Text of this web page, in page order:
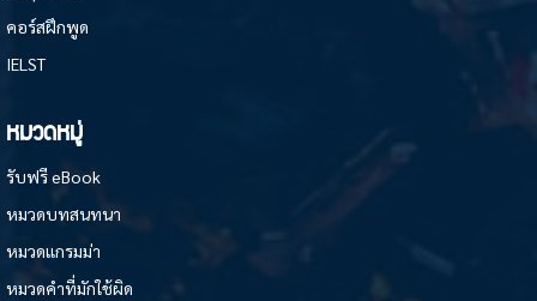
คอร์สฝึกพูด
IELST
หมวดหมู่
รับฟรี eBook
หมวดบทสนทนา
หมวดแกรมม่า
หมวดคำที่มักใช้ผิด